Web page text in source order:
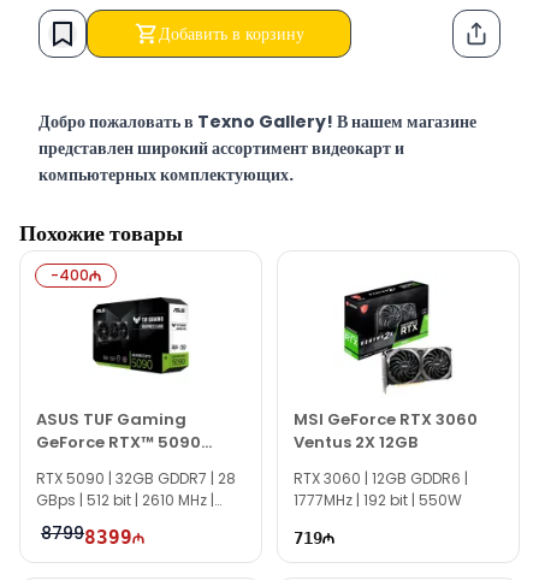
Разъемы питания: 1x 16-pin
Гарантия: 12 месяцев
Добавить в корзину
Добро пожаловать в Texno Gallery! В нашем магазине
представлен широкий ассортимент видеокарт и
компьютерных комплектующих.
электроники, работающий в Баку по адресу Сулеймана
Рустама 15 с 2011 года.
Напротив магазина расположен сервисный центр, который
предоставляет клиентам качественное и оперативное
обслуживание.
В сервисном центре Texno Gallery опытные ИТ-
специалисты оказывают широкий спектр услуг по ремонту и
программному обеспечению.
MSI GeForce RTX 4070 Ti Super 16GB Ventus 2X OC
можно приобрести в Баку по выгодной цене за наличный
расчёт, банковским переводом, а также в кредит.
Наш магазин находится в 150 метрах от торгового центра 28
Похожие товары
-400
ASUS TUF Gaming
GeForce RTX™ 5090
32GB (512-bit) GDDR7
OC Edition
RTX 5090 | 32GB GDDR7 | 28
GBps | 512 bit | 2610 MHz |
1000W |
87998399
MSI GeForce RTX 3060
Ventus 2X 12GB
RTX 3060 | 12GB GDDR6 |
1777MHz | 192 bit | 550W
719